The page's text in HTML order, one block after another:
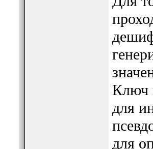
Ключ
для
для